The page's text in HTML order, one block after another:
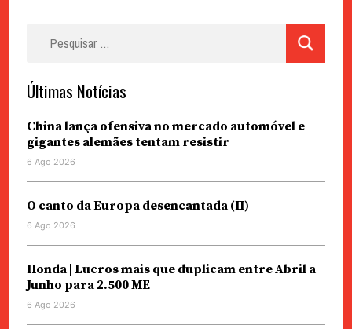
Últimas Notícias
China lança ofensiva no mercado automóvel e
gigantes alemães tentam resistir
6 Ago 2026
O canto da Europa desencantada (II)
6 Ago 2026
Honda | Lucros mais que duplicam entre Abril a
Junho para 2.500 ME
6 Ago 2026